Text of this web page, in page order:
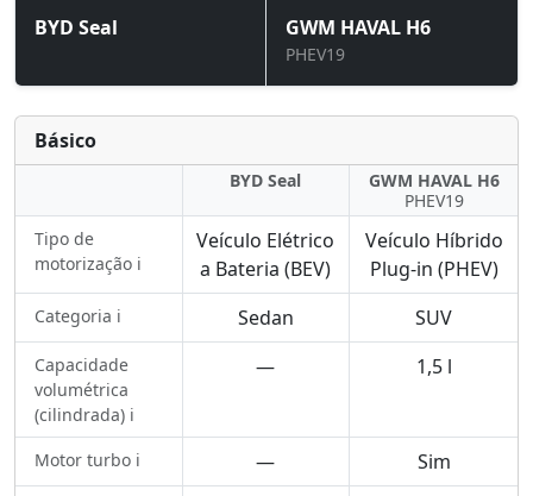
BYD Seal GWM HAVAL H6
PHEV19
Básico
BYD Seal
GWM HAVAL H6
PHEV19
Tipo de
motorização ℹ️
Veículo Elétrico
a Bateria (BEV)
Veículo Híbrido
Plug-in (PHEV)
Categoria ℹ️ Sedan SUV
Capacidade
volumétrica
(cilindrada) ℹ️
— 1,5 l
Motor turbo ℹ️ — Sim